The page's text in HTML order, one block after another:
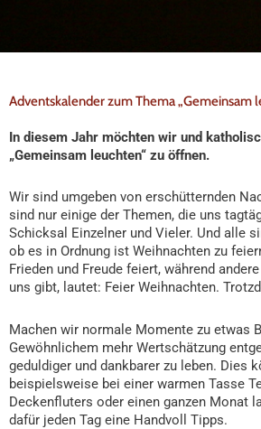
Adventskalender zum Thema „Gemeinsam
In diesem Jahr möchten wir und
„Gemeinsam leuchten“ zu öffnen.
Wir sind umgeben von erschütternden
sind nur einige der Themen, die uns
Schicksal Einzelner und Vieler. Und alle
ob es in Ordnung ist Weihnachten zu
Frieden und Freude feiert, während
uns gibt, lautet: Feier Weihnachten.
Machen wir normale Momente zu etwas
Gewöhnlichem mehr Wertschätzung
geduldiger und dankbarer zu leben. Dies
beispielsweise bei einer warmen Tasse
Deckenfluters oder einen ganzen Monat
dafür jeden Tag eine Handvoll Tipps.